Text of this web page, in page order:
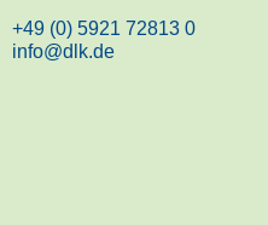
+49 (0) 5921 72813 0
info@dlk.de